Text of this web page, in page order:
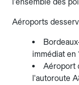
Aéroports
immédiat en
Aéroport
l'autoroute